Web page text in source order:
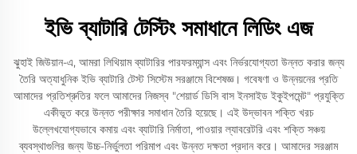
ইভি ব্যাটারি টেস্টিং সমাধানে লিডিং এজ
ঝুহাই জিউয়ান-এ, আমরা লিথিয়াম ব্যাটারির পারফরম্যান্স এবং নির্ভরযোগ্যতা উন্নত করার জন্য
তৈরি অত্যাধুনিক ইভি ব্যাটারি টেস্ট সিস্টেম সরঞ্জামে বিশেষজ্ঞ। গবেষণা ও উন্নয়নের প্রতি
আমাদের প্রতিশ্রুতির ফলে আমাদের নিজস্ব "শেয়ার্ড ডিসি বাস ইনসাইড ইকুইপমেন্ট" প্রযুক্তি
একীভূত করে উন্নত পরীক্ষার সমাধান তৈরি হয়েছে। এই উদ্ভাবন শক্তি খরচ
উল্লেখযোগ্যভাবে কমায় এবং ব্যাটারি নির্মাতা, পাওয়ার ল্যাবরেটরি এবং শক্তি সঞ্চয়
ব্যবস্থাগুলির জন্য উচ্চ-নির্ভুলতা পরিমাপ এবং উন্নত দক্ষতা প্রদান করে। আমাদের সরঞ্জাম